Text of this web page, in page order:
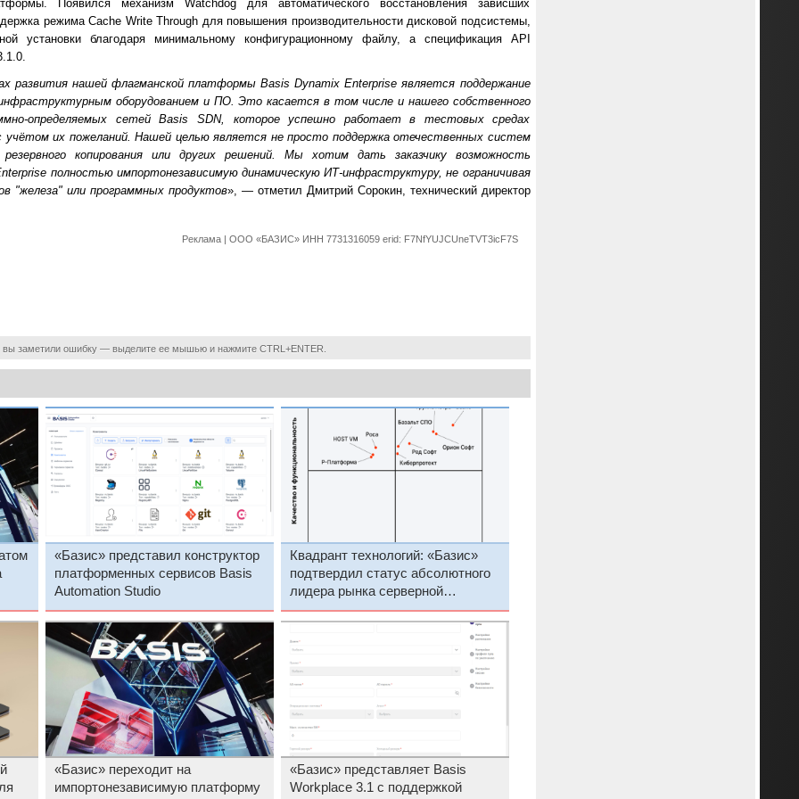
Появился механизм Watchdog для автоматического восстановления зависших
режима Cache Write Through для повышения производительности дисковой подсистемы,
установки благодаря минимальному конфигурационному файлу, а спецификация API
развития нашей флагманской платформы Basis Dynamix Enterprise является поддержание
оборудованием и ПО. Это касается в том числе и нашего собственного
определяемых сетей Basis SDN, которое успешно работает в тестовых средах
учётом их пожеланий. Нашей целью является не просто поддержка отечественных систем
копирования или других решений. Мы хотим дать заказчику возможность
полностью импортонезависимую динамическую ИТ-инфраструктуру, не ограничивая
"железа" или программных продуктов», — отметил Дмитрий Сорокин, технический директор
Реклама | ООО «БАЗИС» ИНН 7731316059 erid: F7NfYUJCUneTVT3icF7S
вы заметили ошибку — выделите ее мышью и нажмите CTRL+ENTER.
«Базис» представил конструктор
платформенных сервисов Basis
Automation Studio
Квадрант технологий: «Базис»
подтвердил статус абсолютного
лидера рынка серверной
виртуализации
«Базис» переходит на
импортонезависимую платформу
«Базис» представляет Basis
Workplace 3.1 с поддержкой